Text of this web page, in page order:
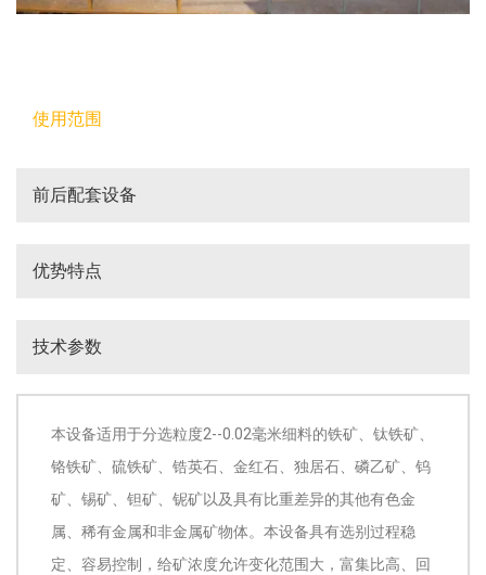
使用范围
前后配套设备
优势特点
技术参数
本设备适用于分选粒度2--0.02毫米细料的铁矿、钛铁矿、
铬铁矿、硫铁矿、锆英石、金红石、独居石、磷乙矿、钨
矿、锡矿、钽矿、铌矿以及具有比重差异的其他有色金
属、稀有金属和非金属矿物体。本设备具有选别过程稳
定、容易控制，给矿浓度允许变化范围大，富集比高、回